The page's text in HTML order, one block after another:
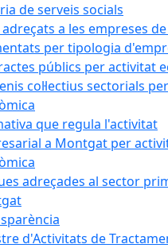
de serveis socials
a les empreses
per tipologia
públics per activitat
col·lectius sectorials
que regula l'activitat
a Montgat per
adreçades al sector
d'Activitats de